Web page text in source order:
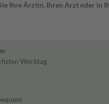
Ihre Ärztin, Ihren Arzt oder in
Werktag